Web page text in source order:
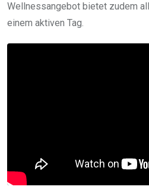
Wellnessangebot bietet zudem
einem aktiven Tag.